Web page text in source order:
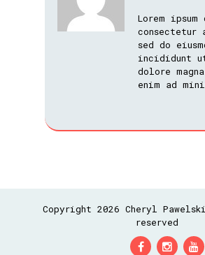
Lorem
sed do
incididunt
dolore
enim ad
Copyright 2026 Cheryl
reserved